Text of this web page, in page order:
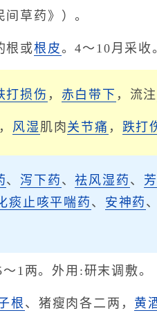
间草药》）。
根或根皮。4～10月采收
打损伤 ， 赤白带下 ，流注
， 风湿 肌肉 关节痛 ， 跌打
、 泻下药 、祛风湿药 、
痰止咳平喘药、 安神药 、
1两。外用:研末调敷。
根 、猪瘦肉各二两， 黄